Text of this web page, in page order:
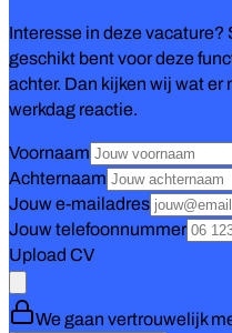
Interesse in deze
geschikt bent voor deze
achter. Dan kijken wij wat
werkdag reactie.
Voornaam
Achternaam
Jouw e-mailadres
Jouw telefoonnummer
Upload CV
We gaan vertrouwelijk